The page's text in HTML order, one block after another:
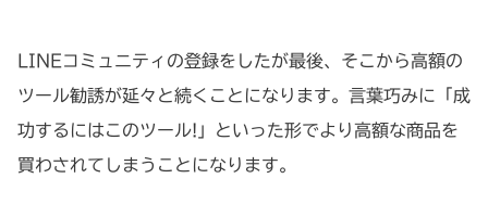
LINEコミュニティの登録をしたが最後、そこから高額の
ツール勧誘が延々と続くことになります。言葉巧みに「成
功するにはこのツール!」といった形でより高額な商品を
買わされてしまうことになります。